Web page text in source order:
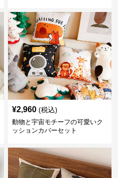
¥2,960 (税込)
動物と宇宙モチーフの可愛いク
ッションカバーセット